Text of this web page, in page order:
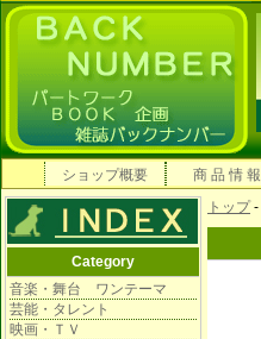
ショップ概要 商 品 情 報
Category
音楽・舞台 ワンテーマ
芸能・タレント
映画・ＴＶ
トップ-